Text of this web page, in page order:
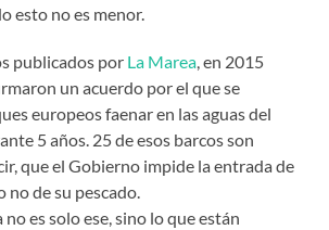
esto no es menor.
publicados por La Marea, en 2015
un acuerdo por el que se
europeos faenar en las aguas del
5 años. 25 de esos barcos son
que el Gobierno impide la entrada de
no de su pescado.
es solo ese, sino lo que están